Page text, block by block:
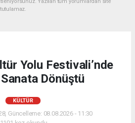
Yolu Festivali’nde
Dönüştü
KÜLTÜR
Güncelleme: 08.08.2026 - 11:30